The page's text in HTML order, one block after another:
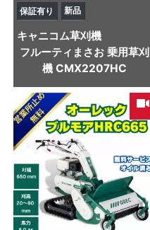
保証有り 新品
キャニコム草刈機
フルーティまさお 乗用草刈
機 CMX2207HC